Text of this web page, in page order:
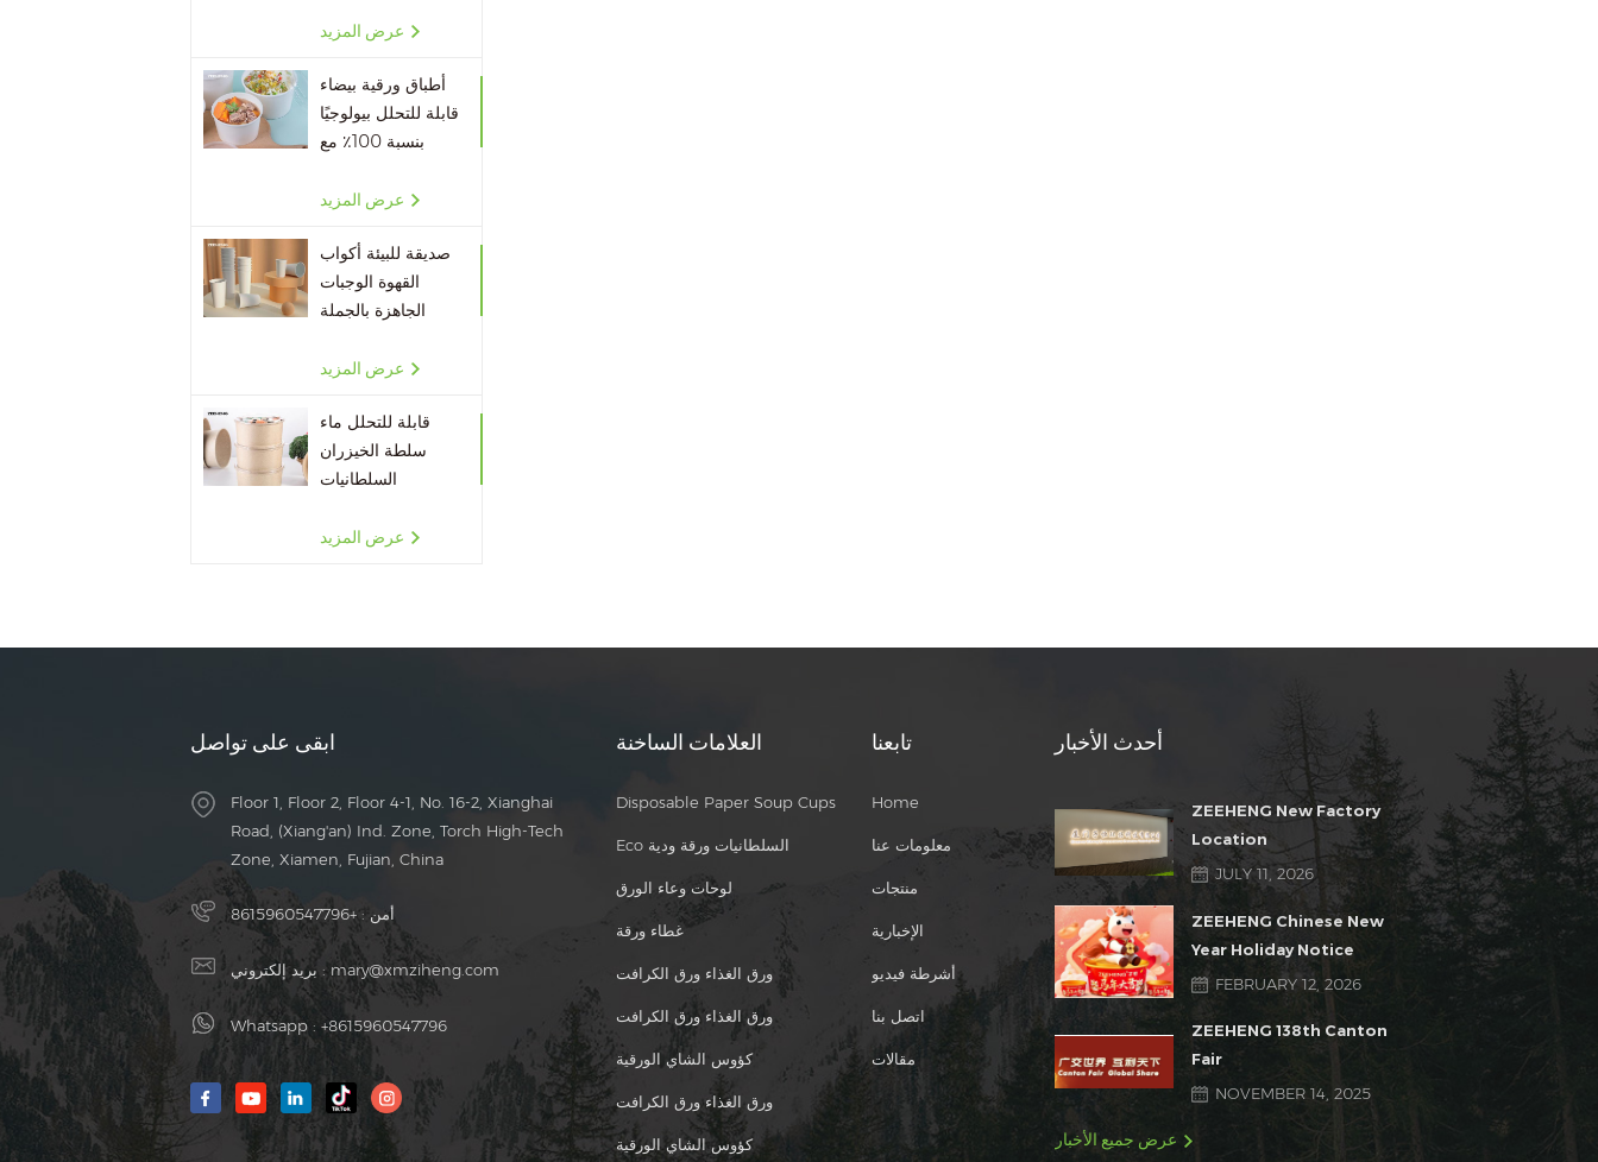
عرض المزيد
أطباق ورقية بيضاء
قابلة للتحلل بيولوجيًا
بنسبة 100٪ مع
عرض المزيد
صديقة للبيئة أكواب
القهوة الوجبات
الجاهزة بالجملة
عرض المزيد
قابلة للتحلل ماء
سلطة الخيزران
السلطانيات
عرض المزيد
ابقى على تواصل
Floor 1, Floor 2, Floor 4-1, No. 16-2, Xianghai
Road, (Xiang'an) Ind. Zone, Torch High-Tech
Zone, Xiamen, Fujian, China
أمن :+8615960547796
بريد إلكتروني : mary@xmziheng.com
Whatsapp : +8615960547796
العلامات الساخنة
Disposable Paper Soup Cups
Eco السلطانيات ورقة ودية
لوحات وعاء الورق
غطاء ورقة
ورق الغذاء ورق الكرافت
ورق الغذاء ورق الكرافت
كؤوس الشاي الورقية
ورق الغذاء ورق الكرافت
كؤوس الشاي الورقية
تابعنا
Home
معلومات عنا
منتجات
الإخبارية
أشرطة فيديو
اتصل بنا
مقالات
أحدث الأخبار
ZEEHENG New Factory
Location
JULY 11, 2026
ZEEHENG Chinese New
Year Holiday Notice
FEBRUARY 12, 2026
ZEEHENG 138th Canton
Fair
NOVEMBER 14, 2025
عرض جميع الأخبار